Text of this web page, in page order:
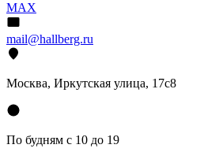
MAX
mail@hallberg.ru
Москва, Иркутская улица, 17с8
По будням с 10 до 19